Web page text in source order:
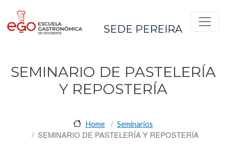
SEDE PEREIRA
SEMINARIO DE PASTELERÍA
Y REPOSTERÍA
Home Seminarios
SEMINARIO DE PASTELERÍA Y REPOSTERÍA